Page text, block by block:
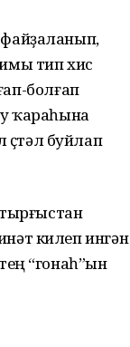
тип хис
болғап
ҡараһына
буйлап
килеп ингән
“гонаһ”ын